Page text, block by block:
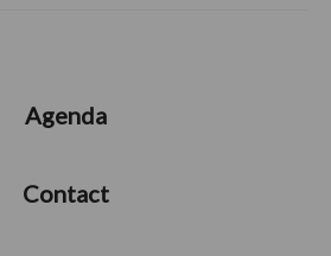
Agenda
Contact